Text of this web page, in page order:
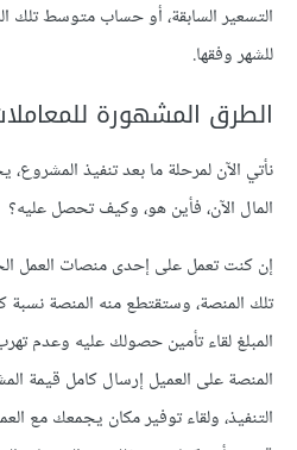
التسعير السابقة، أو حساب متوسط
للشهر وفقها.
الطرق المشهورة
نأتي الآن لمرحلة ما بعد تنفيذ
المال الآن، فأين هو، وكيف تحصل عليه؟
إن كنت تعمل على إحدى منصات العمل
تلك المنصة، وستقتطع منه المنصة
المبلغ لقاء تأمين حصولك عليه وعدم
المنصة على العميل إرسال كامل قيمة
التنفيذ، ولقاء توفير مكان يجمعك مع